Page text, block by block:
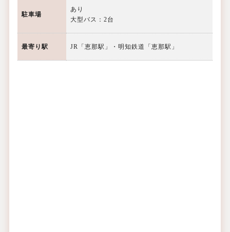
駐車場
あり
大型バス：2台
最寄り駅 JR「恵那駅」・明知鉄道「恵那駅」